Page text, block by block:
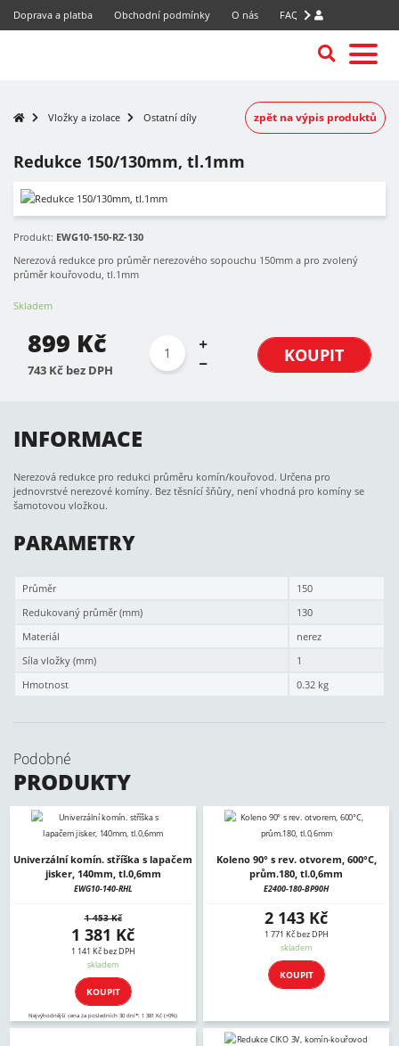
Doprava a platba Obchodní podmínky O nás FAQ
Vložky a izolace Ostatní díly zpět na výpis produktů
Redukce 150/130mm, tl.1mm
Produkt: EWG10-150-RZ-130
Nerezová redukce pro průměr nerezového sopouchu 150mm a pro zvolený
průměr kouřovodu, tl.1mm
Skladem
899 Kč
743 Kč bez DPH
KOUPIT
INFORMACE
Nerezová redukce pro redukci průměru komín/kouřovod. Určena pro
jednovrstvé nerezové komíny. Bez těsnící šňůry, není vhodná pro komíny se
šamotovou vložkou.
PARAMETRY
Průměr
150
Redukovaný průměr (mm)
130
Materiál
nerez
Síla vložky (mm)
1
Hmotnost
0.32 kg
Podobné
PRODUKTY
Univerzální komín. stříška s lapačem
jisker, 140mm, tl.0,6mm
EWG10-140-RHL
1 453 Kč
1 381 Kč
1 141 Kč bez DPH
skladem
KOUPIT
Nejvýhodnější cena za posledních 30 dní*: 1 381 Kč (+0%)
Koleno 90° s rev. otvorem, 600°C,
prům.180, tl.0,6mm
E2400-180-BP90H
2 143 Kč
1 771 Kč bez DPH
skladem
KOUPIT